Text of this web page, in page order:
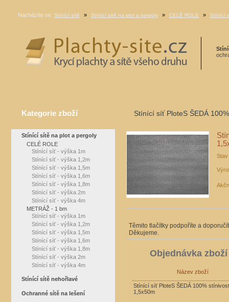
Nacházíte se: Stínící sítě » Stínící sítě na plot a pergoly » CELÉ ROLE » Stínící
Stínící síť PloteS ŠEDÁ
Stav
Těmito tlačítky podpoříte a
Děkujeme.
Objednávka zboží
Název zboží
Stínící síť PloteS ŠEDÁ 100%
1,5x50m
Kategorie zboží
Stínící sítě na plot a pergoly
CELÉ ROLE
Stínící síť - výška 1m
Stínící síť - výška 1,2m
Stínící síť - výška 1,5m
Stínící síť - výška 1,6m
Stínící síť - výška 1,8m
Stínící síť - výška 2m
Stínící síť - výška 4m
METRÁŽ - 1 bm
Stínící síť - výška 1m
Stínící síť - výška 1,2m
Stínící síť - výška 1,5m
Stínící síť - výška 1,6m
Stínící síť - výška 1,8m
Stínící síť - výška 2m
Stínící síť - výška 4m
Stínící sítě nehořlavé
Ochranné sítě na lešení